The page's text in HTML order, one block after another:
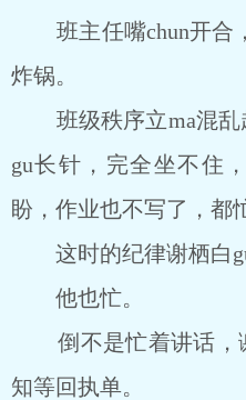
班主任嘴chun开合
炸锅。
班级秩序立ma混乱
gu长针，完全坐不住
盼，作业也不写了，都
这时的纪律谢栖白
他也忙。
倒不是忙着讲话，
知等回执单。